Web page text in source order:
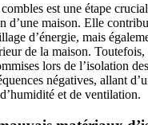
est une étape
d’une maison. Elle
d’énergie, mais
de la maison. Toutefois,
lors de l’isolation
négatives, allant
et de ventilation.